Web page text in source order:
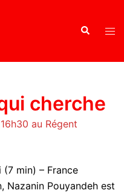
cherche
au Régent
min) – France
Nazanin Pouyandeh est